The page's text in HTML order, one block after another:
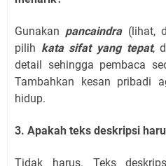
Gunakan pancaindra(lihat,
pilih kata sifat yang tepat,
detail sehingga pembaca
Tambahkan kesan pribadi
hidup.
3. Apakah teks deskripsi
Tidak harus. Teks